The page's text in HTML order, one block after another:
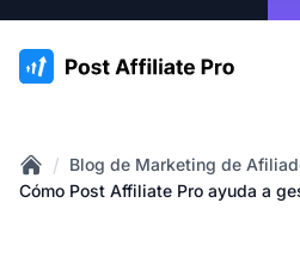
:site.title
Home
/ Blog de Marketing de
Cómo Post Affiliate Pro ayuda a